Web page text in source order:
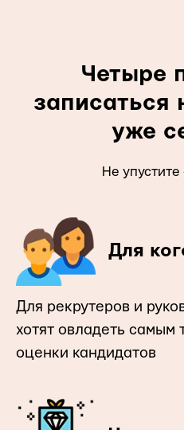
Четыре
записаться
уже
Не
Для
Для рекрутеров и
хотят овладеть самым
оценки кандидатов